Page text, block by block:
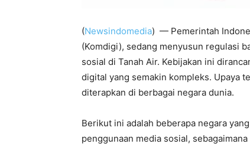
(Newsindomedia) — Pemerintah
(Komdigi), sedang menyusun regulasi
sosial di Tanah Air. Kebijakan ini
digital yang semakin kompleks. Upaya
diterapkan di berbagai negara dunia.
Berikut ini adalah beberapa negara
penggunaan media sosial,